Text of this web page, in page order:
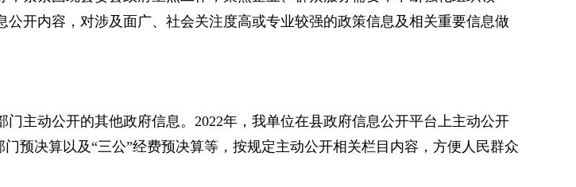
开内容，对涉及面广、社会关注度高或专业较强的政策信息及相关重要信息做
主动公开的其他政府信息。2022年，我单位在县政府信息公开平台上主动公开
预决算以及“三公”经费预决算等，按规定主动公开相关栏目内容，方便人民群众